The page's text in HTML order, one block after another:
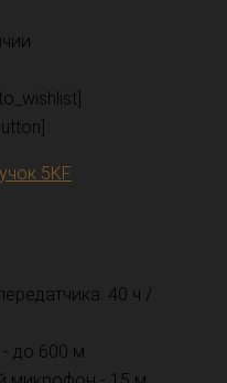
5KF
40 ч /
до 600 м